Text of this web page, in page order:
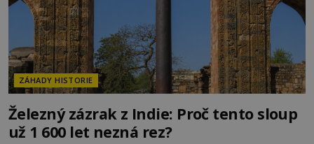
ZÁHADY HISTORIE
Železný zázrak z Indie: Proč tento sloup
už 1 600 let nezná rez?